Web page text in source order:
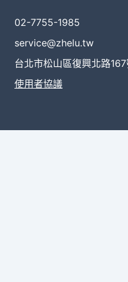
02-7755-1985
service@zhelu.tw
台北市松山區復興北路
使用者協議